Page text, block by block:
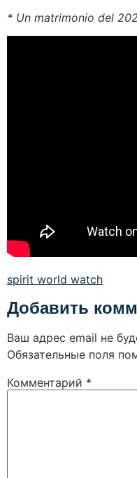
* Un matrimonio del
spirit world watch
Добавить
Ваш адрес email не
Обязательные поля
Комментарий *